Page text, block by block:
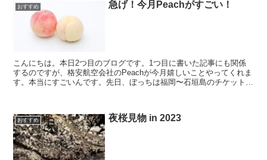
おすすめ 急げ！今月Peachがすごい！
こんにちは。本日2つ目のブログです。1つ目に書いた記事にも関係
するのですが、格安航空会社のPeachが今月嬉しいことやってくれま
す。本当にすごいんです。先日、ぼっちは福岡〜石垣島のチケットを
おすすめ 夜桜見物 in 2023